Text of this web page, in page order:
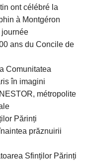
ont célébré la
à Montgéron
journée
ans du Concile de
Comunitatea
în imagini
métropolite
Părinți
prăznuirii
Sfinților Părinți